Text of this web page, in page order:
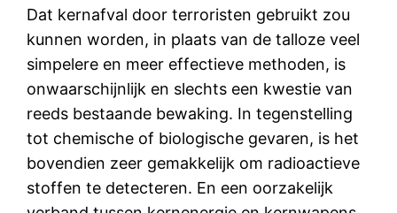
Dat kernafval door terroristen gebruikt zou
kunnen worden, in plaats van de talloze veel
simpelere en meer effectieve methoden, is
onwaarschijnlijk en slechts een kwestie van
reeds bestaande bewaking. In tegenstelling
tot chemische of biologische gevaren, is het
bovendien zeer gemakkelijk om radioactieve
stoffen te detecteren. En een oorzakelijk